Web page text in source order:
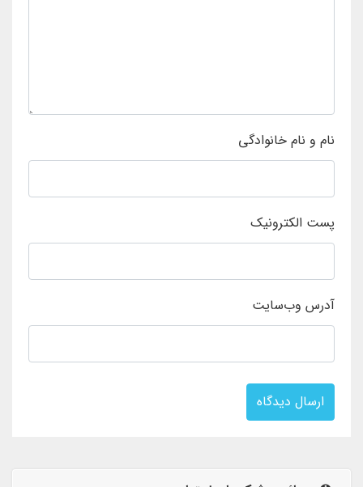
نام و نام خانوادگی
پست الکترونیک
آدرس وب‌سایت
ارسال دیدگاه